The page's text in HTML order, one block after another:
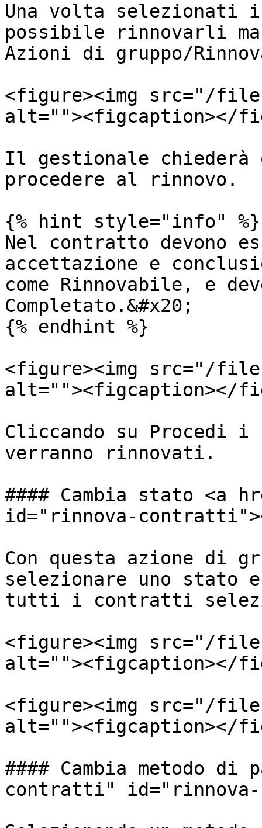
Una volta
possibile rinnovarli
Azioni di gruppo/
<figure><img src="/files/
alt=""><figcaption></
Il gestionale chiederà
procedere al rinnovo.
{% hint style="info" %}
Nel contratto devono
accettazione e
come Rinnovabile, e
Completato.&#x20;
{% endhint %}
<figure><img src="/files/
alt=""><figcaption></
Cliccando su Procedi
verranno rinnovati.
#### Cambia stato <a
id="rinnova-
Con questa azione di
selezionare uno stato
tutti i contratti
<figure><img src="/
alt=""><figcaption></
<figure><img src="/
alt=""><figcaption></
#### Cambia metodo di
contratti"